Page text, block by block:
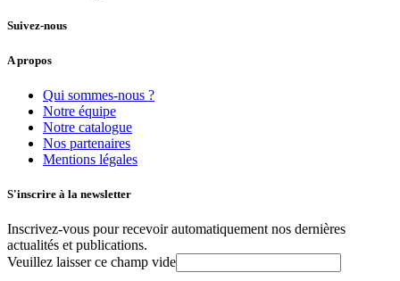
Suivez-nous
A propos
Qui sommes-nous ?
Notre équipe
Notre catalogue
Nos partenaires
Mentions légales
S'inscrire à la newsletter
Inscrivez-vous pour recevoir automatiquement nos dernières
actualités et publications.
Veuillez laisser ce champ vide